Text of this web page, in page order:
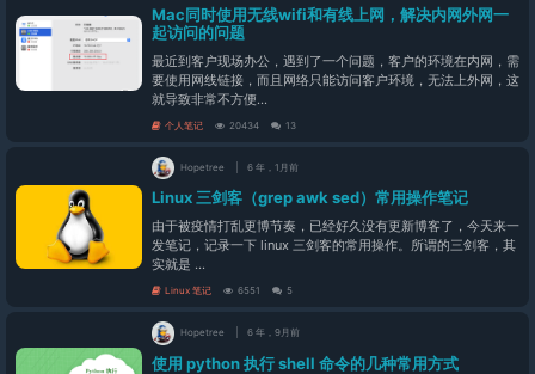
Mac同时使用无线wifi和有线上网，解决内网外网一
起访问的问题
最近到客户现场办公，遇到了一个问题，客户的环境在内网，需
要使用网线链接，而且网络只能访问客户环境，无法上外网，这
就导致非常不方便...
个人笔记 20434 13
Hopetree 6 年，1月前
Linux 三剑客（grep awk sed）常用操作笔记
由于被疫情打乱更博节奏，已经好久没有更新博客了，今天来一
发笔记，记录一下 linux 三剑客的常用操作。所谓的三剑客，其
实就是 ...
Linux 笔记 6551 5
Hopetree 6 年，9月前
使用 python 执行 shell 命令的几种常用方式